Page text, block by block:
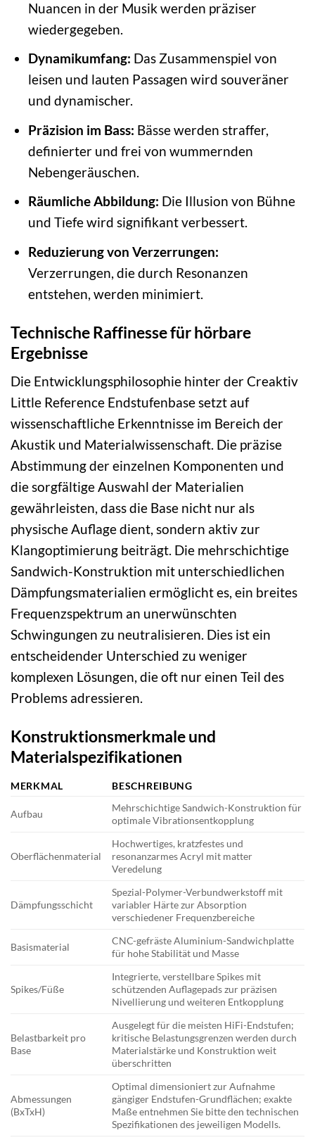
Nuancen in der Musik werden präziser
wiedergegeben.
Dynamikumfang: Das Zusammenspiel von
leisen und lauten Passagen wird souveräner
und dynamischer.
Präzision im Bass: Bässe werden straffer,
definierter und frei von wummernden
Nebengeräuschen.
Räumliche Abbildung: Die Illusion von Bühne
und Tiefe wird signifikant verbessert.
Reduzierung von Verzerrungen:
Verzerrungen, die durch Resonanzen
entstehen, werden minimiert.
Technische Raffinesse für hörbare
Ergebnisse
Die Entwicklungsphilosophie hinter der Creaktiv
Little Reference Endstufenbase setzt auf
wissenschaftliche Erkenntnisse im Bereich der
Akustik und Materialwissenschaft. Die präzise
Abstimmung der einzelnen Komponenten und
die sorgfältige Auswahl der Materialien
gewährleisten, dass die Base nicht nur als
physische Auflage dient, sondern aktiv zur
Klangoptimierung beiträgt. Die mehrschichtige
Sandwich-Konstruktion mit unterschiedlichen
Dämpfungsmaterialien ermöglicht es, ein breites
Frequenzspektrum an unerwünschten
Schwingungen zu neutralisieren. Dies ist ein
entscheidender Unterschied zu weniger
komplexen Lösungen, die oft nur einen Teil des
Problems adressieren.
Konstruktionsmerkmale und
Materialspezifikationen
MERKMAL BESCHREIBUNG
Aufbau
Mehrschichtige Sandwich-Konstruktion für
optimale Vibrationsentkopplung
Oberflächenmaterial
Hochwertiges, kratzfestes und
resonanzarmes Acryl mit matter
Veredelung
Dämpfungsschicht
Spezial-Polymer-Verbundwerkstoff mit
variabler Härte zur Absorption
verschiedener Frequenzbereiche
Basismaterial
CNC-gefräste Aluminium-Sandwichplatte
für hohe Stabilität und Masse
Spikes/Füße
Integrierte, verstellbare Spikes mit
schützenden Auflagepads zur präzisen
Nivellierung und weiteren Entkopplung
Belastbarkeit pro
Base
Ausgelegt für die meisten HiFi-Endstufen;
kritische Belastungsgrenzen werden durch
Materialstärke und Konstruktion weit
überschritten
Abmessungen
(BxTxH)
Optimal dimensioniert zur Aufnahme
gängiger Endstufen-Grundflächen; exakte
Maße entnehmen Sie bitte den technischen
Spezifikationen des jeweiligen Modells.